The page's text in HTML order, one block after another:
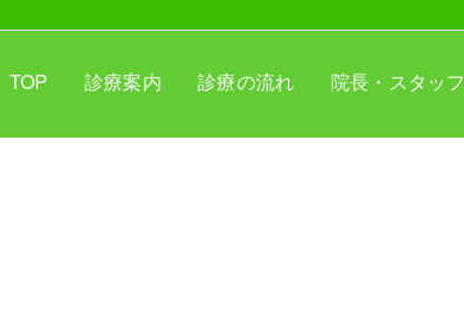
TOP 診療案内 診療の流れ 院長・スタッフ